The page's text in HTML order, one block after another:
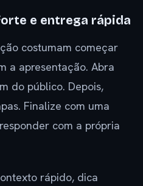
e entrega rápida
costumam começar
a apresentação. Abra
do público. Depois,
Finalize com uma
com a própria
rápido, dica